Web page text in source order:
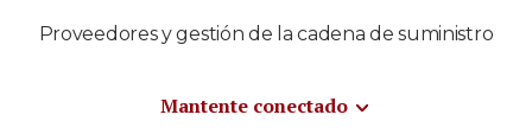
Proveedores y gestión de la cadena de suministro
Mantente conectado